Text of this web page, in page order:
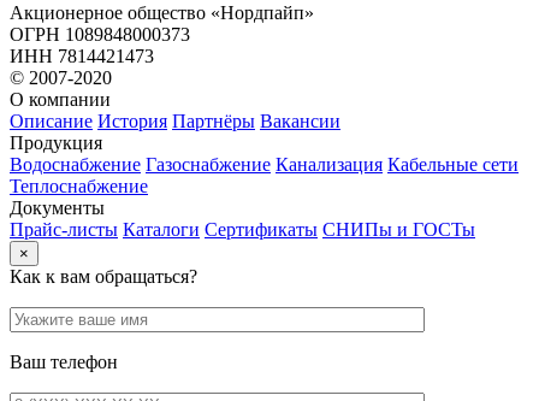
Акционерное общество «Нордпайп»
ОГРН 1089848000373
ИНН 7814421473
© 2007-2020
О компании
Описание История Партнёры Вакансии
Продукция
Водоснабжение Газоснабжение Канализация Кабельные сети
Теплоснабжение
Документы
Прайс-листы Каталоги Сертификаты СНИПы и ГОСТы
×
Как к вам обращаться?
Ваш телефон